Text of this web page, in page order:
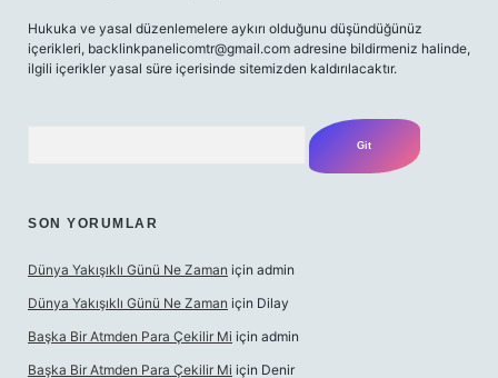
Hukuka ve yasal düzenlemelere aykırı olduğunu düşündüğünüz
içerikleri, backlinkpanelicomtr@gmail.com adresine bildirmeniz halinde,
ilgili içerikler yasal süre içerisinde sitemizden kaldırılacaktır.
SON YORUMLAR
Dünya Yakışıklı Günü Ne Zaman için admin
Dünya Yakışıklı Günü Ne Zaman için Dilay
Başka Bir Atmden Para Çekilir Mi için admin
Başka Bir Atmden Para Çekilir Mi için Denir